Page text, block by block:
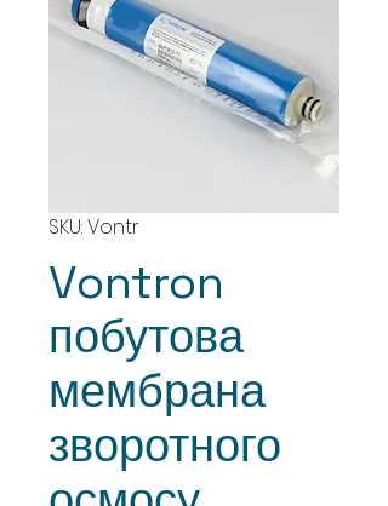
SKU: Vontr
Vontron
побутова
мембрана
зворотного